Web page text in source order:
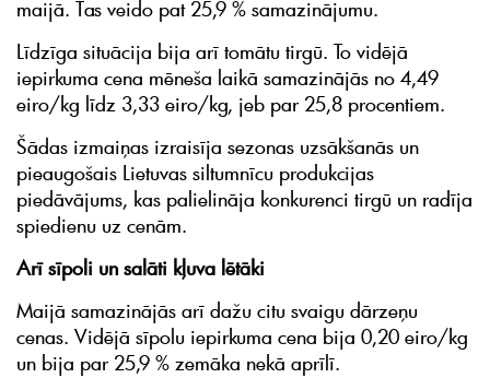
maijā. Tas veido pat 25,9 % samazinājumu.
Līdzīga situācija bija arī tomātu tirgū. To vidējā
iepirkuma cena mēneša laikā samazinājās no 4,49
eiro/kg līdz 3,33 eiro/kg, jeb par 25,8 procentiem.
Šādas izmaiņas izraisīja sezonas uzsākšanās un
pieaugošais Lietuvas siltumnīcu produkcijas
piedāvājums, kas palielināja konkurenci tirgū un radīja
spiedienu uz cenām.
Arī sīpoli un salāti kļuva lētāki
Maijā samazinājās arī dažu citu svaigu dārzeņu
cenas. Vidējā sīpolu iepirkuma cena bija 0,20 eiro/kg
un bija par 25,9 % zemāka nekā aprīlī.